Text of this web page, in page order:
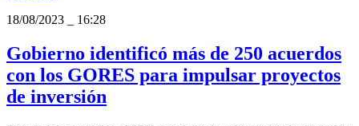
18/08/2023
16:28
Gobierno identificó más de 250 acuerdos
con los GORES para impulsar proyectos
de inversión